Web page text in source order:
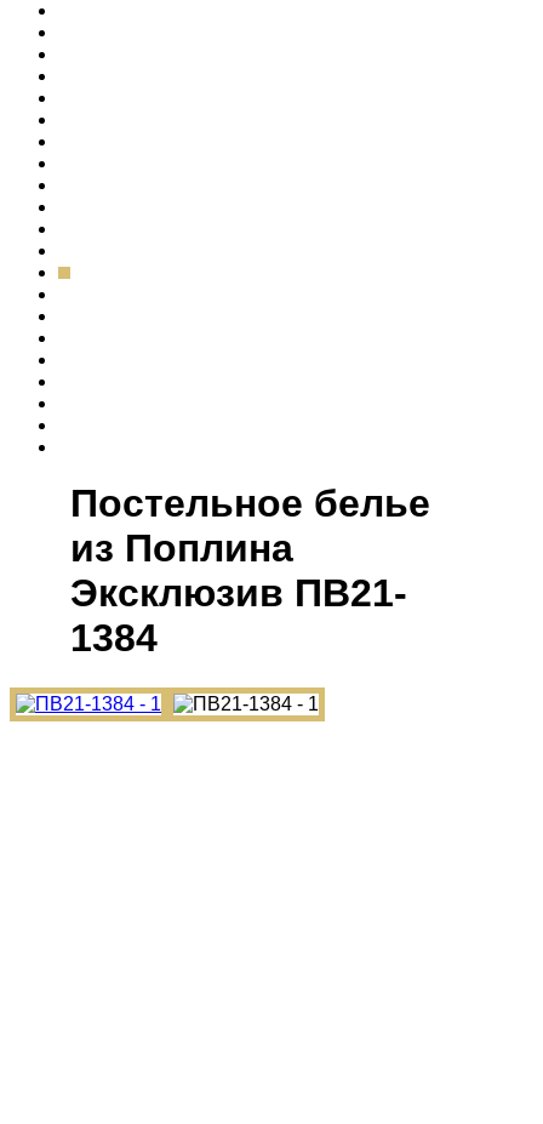
Постельное белье
из Поплина
Эксклюзив ПВ21-
1384